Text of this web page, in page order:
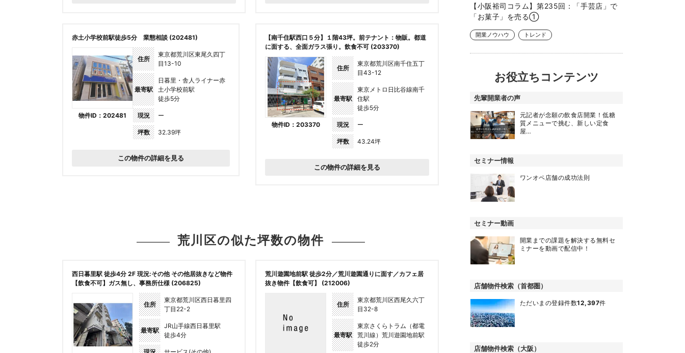
赤土小学校前駅徒歩5分 業態相談 (202481)
物件ID：202481
住所
東京都荒川区東尾久四丁
目13-10
最寄駅
日暮里・舎人ライナー赤
土小学校前駅
徒歩5分
現況 ー
坪数 32.39坪
この物件の詳細を見る
【南千住駅西口５分】１階43坪。前テナント：物販。都道
に面する、全面ガラス張り。飲食不可 (203370)
物件ID：203370
住所
東京都荒川区南千住五丁
目43-12
最寄駅
東京メトロ日比谷線南千
住駅
徒歩5分
現況 ー
坪数 43.24坪
この物件の詳細を見る
荒川区の似た坪数の物件
西日暮里駅 徒歩4分 2F 現況:その他 その他居抜きなど物件
【飲食不可】ガス無し、事務所仕様 (206825)
住所
東京都荒川区西日暮里四
丁目22-2
最寄駅
JR山手線西日暮里駅
徒歩4分
荒川遊園地前駅 徒歩2分／荒川遊園通りに面す／カフェ居
抜き物件【飲食可】 (212006)
住所
東京都荒川区西尾久六丁
目32-8
最寄駅
東京さくらトラム（都電
荒川線）荒川遊園地前駅
徒歩2分
【小阪裕司コラム】第235回：「手芸店」で
「お菓子」を売る①
開業ノウハウ トレンド
お役立ちコンテンツ
先輩開業者の声
元記者が念願の飲食店開業！低糖
質メニューで挑む、新しい定食
屋…
セミナー情報
ワンオペ店舗の成功法則
セミナー動画
開業までの課題を解決する無料セ
ミナーを動画で配信中！
店舗物件検索（首都圏）
ただいまの登録件数12,397件
店舗物件検索（大阪）